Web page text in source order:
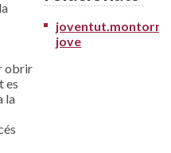
obrir
es
la
jove